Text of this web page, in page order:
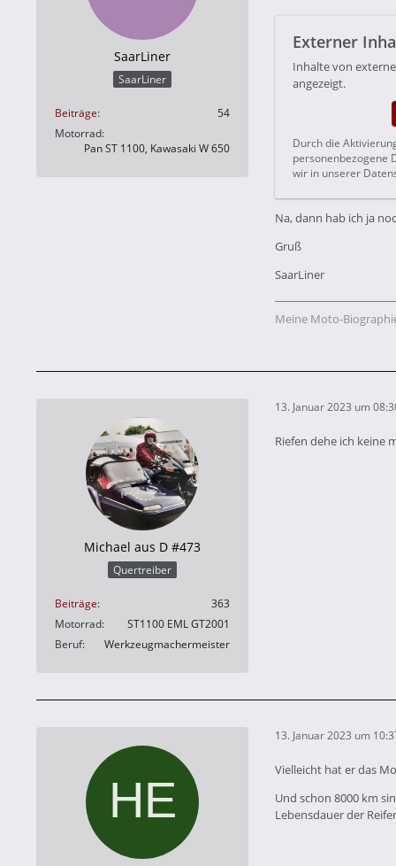
SaarLiner
SaarLiner
Beiträge
54
Motorrad
Pan ST 1100, Kawasaki W 650
Externer
Inhalte von
angezeigt.
Durch die
personenbezogene
wir in unserer
Na, dann hab ich ja
Gruß
SaarLiner
Meine Moto-
Michael aus D #473
Quertreiber
Beiträge
363
Motorrad
ST1100 EML GT2001
Beruf
Werkzeugmachermeister
13. Januar 2023 um
Riefen dehe ich keine
13. Januar 2023 um
Vielleicht hat er das
Und schon 8000 km
Lebensdauer der